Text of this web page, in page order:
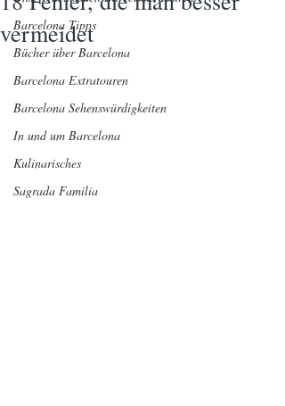
Barcelona Tipps
Bücher über Barcelona
Barcelona Extratouren
Barcelona Sehenswürdigkeiten
In und um Barcelona
Kulinarisches
Sagrada Família
vermeidet